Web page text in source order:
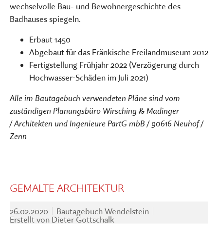
wechselvolle Bau- und Bewohnergeschichte des
Badhauses spiegeln.
Erbaut 1450
Abgebaut für das Fränkische Freilandmuseum 2012
Fertigstellung Frühjahr 2022 (Verzögerung durch
Hochwasser-Schäden im Juli 2021)
Alle im Bautagebuch verwendeten Pläne sind vom
zuständigen Planungsbüro Wirsching & Madinger
/ Architekten und Ingenieure PartG mbB / 90616 Neuhof /
Zenn
GEMALTE ARCHITEKTUR
26.02.2020
Bautagebuch Wendelstein
Erstellt von Dieter Gottschalk